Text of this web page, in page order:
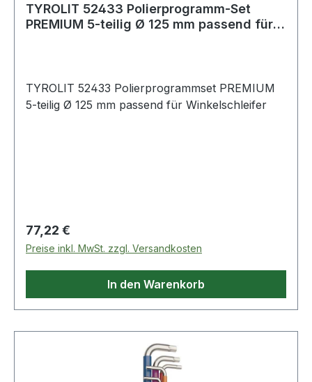
TYROLIT 52433 Polierprogramm-Set
PREMIUM 5-teilig Ø 125 mm passend für
TYROLIT 52433 Polierprogrammset PREMIUM
5-teilig Ø 125 mm passend für Winkelschleifer
Regulärer Preis:
77,22 €
Preise inkl. MwSt. zzgl. Versandkosten
In den Warenkorb